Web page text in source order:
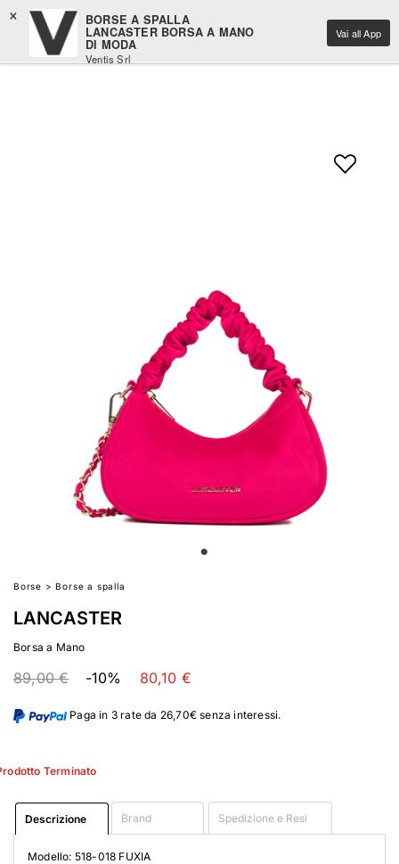
× BORSE A SPALLA
LANCASTER BORSA A MANO
DI MODA
Ventis Srl
Vai all App
Borse >Borse a spalla
LANCASTER
Borsa a Mano
89,00 € -10% 80,10 €
Paga in 3 rate da 26,70€ senza interessi.
Terminato
Descrizione Brand Spedizione e Resi
Modello: 518-018 FUXIA